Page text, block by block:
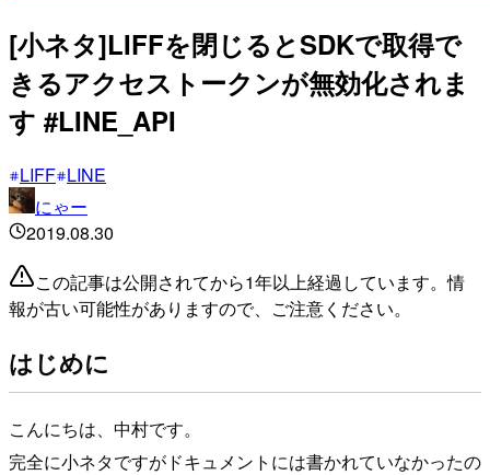
[小ネタ]LIFFを閉じるとSDKで取得で
きるアクセストークンが無効化されま
す #LINE_API
LIFF LINE
にゃー
2019.08.30
この記事は公開されてから1年以上経過しています。情
報が古い可能性がありますので、ご注意ください。
はじめに
こんにちは、中村です。
完全に小ネタですがドキュメントには書かれていなかったの